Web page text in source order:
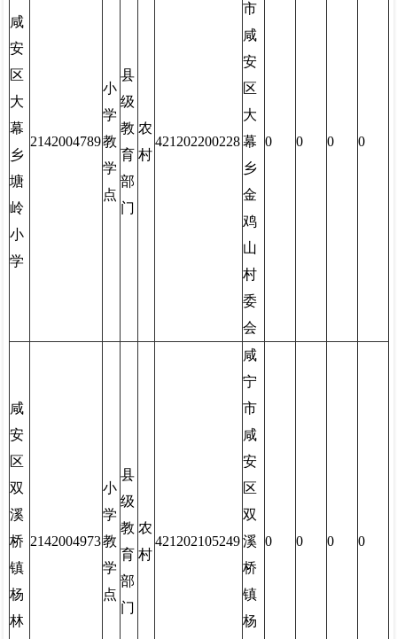
咸
安
区
大
幕
乡
塘
岭
小
学
2142004789
小
学
教
学
点
县
级
教
育
部
门
农
村
421202200228
市
咸
安
区
大
幕
乡
金
鸡
山
村
委
会
0 0 0 0
咸
安
区
双
溪
桥
镇
杨
林
2142004973
小
学
教
学
点
县
级
教
育
部
门
农
村
421202105249
咸
宁
市
咸
安
区
双
溪
桥
镇
杨
0 0 0 0